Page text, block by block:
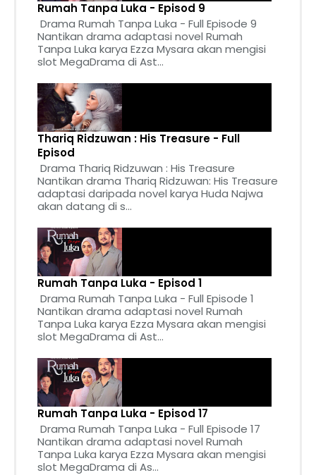
Rumah Tanpa Luka - Episod 9
Drama Rumah Tanpa Luka - Full Episode 9
Nantikan drama adaptasi novel Rumah
Tanpa Luka karya Ezza Mysara akan mengisi
slot MegaDrama di Ast...
Thariq Ridzuwan : His Treasure - Full
Episod
Drama Thariq Ridzuwan : His Treasure
Nantikan drama Thariq Ridzuwan: His Treasure
adaptasi daripada novel karya Huda Najwa
akan datang di s...
Rumah Tanpa Luka - Episod 1
Drama Rumah Tanpa Luka - Full Episode 1
Nantikan drama adaptasi novel Rumah
Tanpa Luka karya Ezza Mysara akan mengisi
slot MegaDrama di Ast...
Rumah Tanpa Luka - Episod 17
Drama Rumah Tanpa Luka - Full Episode 17
Nantikan drama adaptasi novel Rumah
Tanpa Luka karya Ezza Mysara akan mengisi
slot MegaDrama di As...